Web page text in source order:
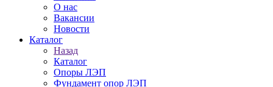
О нас
Вакансии
Новости
Каталог
Назад
Каталог
Опоры ЛЭП
Фундамент опор ЛЭП